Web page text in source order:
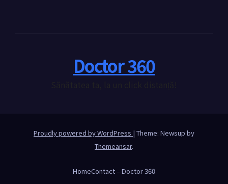
Doctor 360
Proudly powered by WordPress | Theme: Newsup by
Themeansar.
HomeContact – Doctor 360